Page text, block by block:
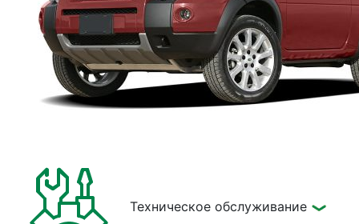
Техническое обслуживание